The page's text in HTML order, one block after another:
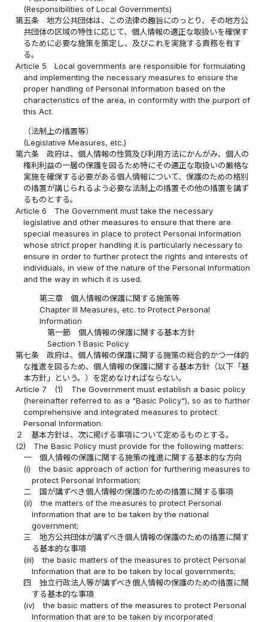
(Responsibilities of Local Governments)
第五条
地方公共団体は、この法律の趣旨にのっとり、その地方公
共団体の区域の特性に応じて、個人情報の適正な取扱いを確保す
るために必要な施策を策定し、及びこれを実施する責務を有す
る。
Article 5
Local governments are responsible for formulating
and implementing the necessary measures to ensure the
proper handling of Personal Information based on the
characteristics of the area, in conformity with the purport of
this Act.
（法制上の措置等）
(Legislative Measures, etc.)
第六条
政府は、個人情報の性質及び利用方法にかんがみ、個人の
権利利益の一層の保護を図るため特にその適正な取扱いの厳格な
実施を確保する必要がある個人情報について、保護のための格別
の措置が講じられるよう必要な法制上の措置その他の措置を講ず
るものとする。
Article 6
The Government must take the necessary
legislative and other measures to ensure that there are
special measures in place to protect Personal Information
whose strict proper handling it is particularly necessary to
ensure in order to further protect the rights and interests of
individuals, in view of the nature of the Personal Information
and the way in which it is used.
第三章 個人情報の保護に関する施策等
Chapter III Measures, etc. to Protect Personal
Information
第一節 個人情報の保護に関する基本方針
Section 1 Basic Policy
第七条
政府は、個人情報の保護に関する施策の総合的かつ一体的
な推進を図るため、個人情報の保護に関する基本方針（以下「基
本方針」という。）を定めなければならない。
Article 7
(1)
The Government must establish a basic policy
(hereinafter referred to as a "Basic Policy"), so as to further
comprehensive and integrated measures to protect
Personal Information.
２
基本方針は、次に掲げる事項について定めるものとする。
(2)
The Basic Policy must provide for the following matters:
一
個人情報の保護に関する施策の推進に関する基本的な方向
(i)
the basic approach of action for furthering measures to
protect Personal Information;
二
国が講ずべき個人情報の保護のための措置に関する事項
(ii)
the matters of the measures to protect Personal
Information that are to be taken by the national
government;
三
地方公共団体が講ずべき個人情報の保護のための措置に関す
る基本的な事項
(iii)
the basic matters of the measures to protect Personal
Information that are to be taken by local governments;
四
独立行政法人等が講ずべき個人情報の保護のための措置に関
する基本的な事項
(iv)
the basic matters of the measures to protect Personal
Information that are to be taken by incorporated